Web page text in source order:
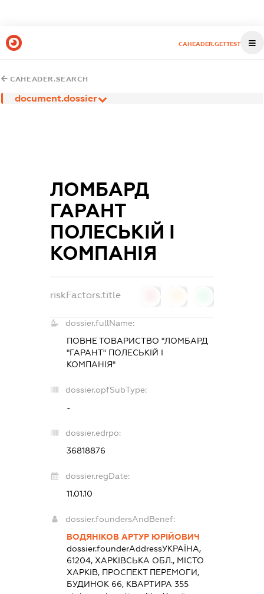
CAHEADER.GETTEST
CAHEADER.SEARCH
document.dossier
ЛОМБАРД
ГАРАНТ
ПОЛЕСЬКІЙ І
КОМПАНІЯ
riskFactors.title
dossier.fullName:
ПОВНЕ ТОВАРИСТВО "ЛОМБАРД
"ГАРАНТ" ПОЛЕСЬКІЙ І
КОМПАНІЯ"
dossier.opfSubType:
-
dossier.edrpo:
36818876
dossier.regDate:
11.01.10
dossier.foundersAndBenef:
ВОДЯНІКОВ АРТУР ЮРІЙОВИЧ
dossier.founderAddressУКРАЇНА,
61204, ХАРКІВСЬКА ОБЛ., МІСТО
ХАРКІВ, ПРОСПЕКТ ПЕРЕМОГИ,
БУДИНОК 66, КВАРТИРА 355